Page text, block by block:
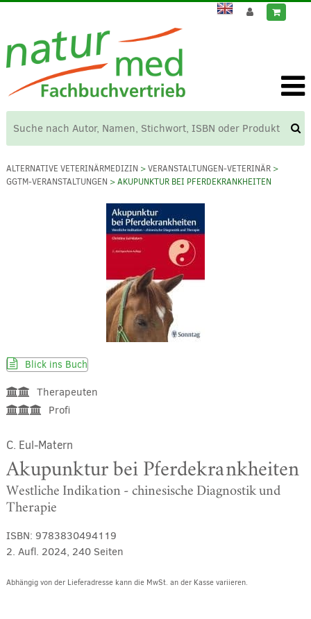
ALTERNATIVE VETERINÄRMEDIZIN >VERANSTALTUNGEN-VETERINÄR>
GGTM-VERANSTALTUNGEN > AKUPUNKTUR BEI PFERDEKRANKHEITEN
Blick ins Buch
Therapeuten
Profi
C. Eul-Matern
Akupunktur bei Pferdekrankheiten
Westliche Indikation - chinesische Diagnostik und
Therapie
ISBN: 9783830494119
2. Aufl. 2024, 240 Seiten
Abhängig von der Lieferadresse kann die MwSt. an der Kasse variieren.